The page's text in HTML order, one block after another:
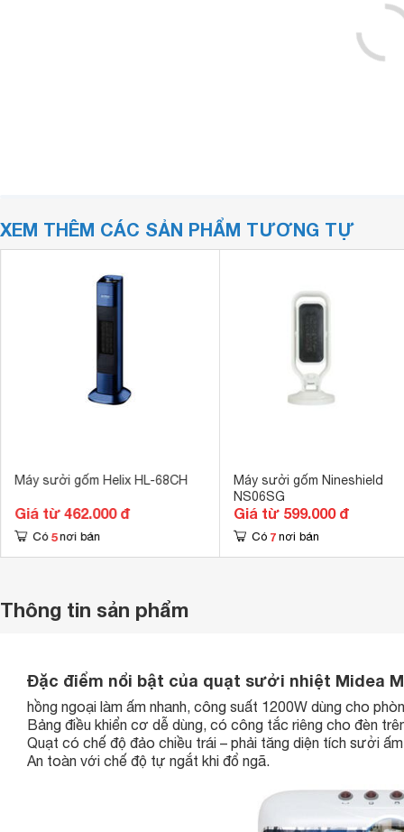
XEM THÊM CÁC SẢN PHẨM TƯƠNG TỰ
Máy sưởi gốm Helix HL-68CH
Giá từ 462.000 đ
Có 5 nơi bán
Máy sưởi gốm Nineshield
NS06SG
Giá từ 599.000 đ
Có 7 nơi bán
Thông tin sản phẩm
Đặc điểm nổi bật của quạt sưởi nhiệt Midea
hồng ngoại làm ấm nhanh, công suất 1200W dùng cho
Bảng điều khiển cơ dễ dùng, có công tắc riêng cho đèn
Quạt có chế độ đảo chiều trái – phải tăng diện tích sưởi
An toàn với chế độ tự ngắt khi đổ ngã.